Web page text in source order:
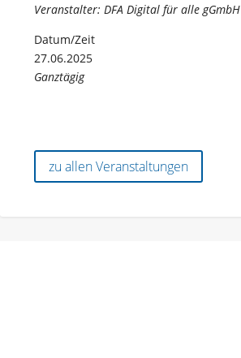
Veranstalter: DFA Digital für alle gGmbH
Datum/Zeit
27.06.2025
Ganztägig
zu allen Veranstaltungen